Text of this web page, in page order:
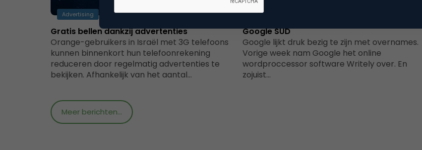
Advertising
Gratis bellen dankzij advertenties
Orange-gebruikers in Israël met 3G telefoons
kunnen binnenkort hun telefoonrekening
reduceren door regelmatig advertenties te
bekijken. Afhankelijk van het aantal…
Data Analytics
Google SUD
Google lijkt druk bezig te zijn met overnames.
Vorige week nam Google het online
wordproccessor software Writely over. En
zojuist…
Meer berichten...